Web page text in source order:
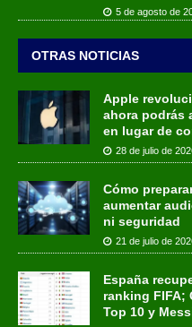
5 de agosto de
OTRAS NOTICIAS
Apple
ahora podrás
en lugar de
28 de julio de
Cómo
aumentar
ni seguridad
21 de julio de
España
ranking FIFA;
Top 10 y